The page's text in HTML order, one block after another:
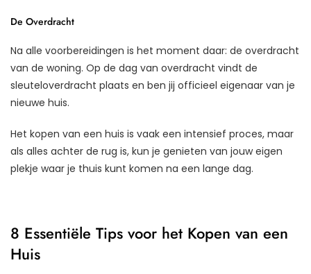
De Overdracht
Na alle voorbereidingen is het moment daar: de overdracht
van de woning. Op de dag van overdracht vindt de
sleuteloverdracht plaats en ben jij officieel eigenaar van je
nieuwe huis.
Het kopen van een huis is vaak een intensief proces, maar
als alles achter de rug is, kun je genieten van jouw eigen
plekje waar je thuis kunt komen na een lange dag.
8 Essentiële Tips voor het Kopen van een
Huis